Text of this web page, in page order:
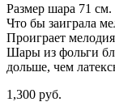
Размер шара 71 см.
Что бы заиграла
Проиграет
Шары из фольги
дольше, чем
1,300 руб.